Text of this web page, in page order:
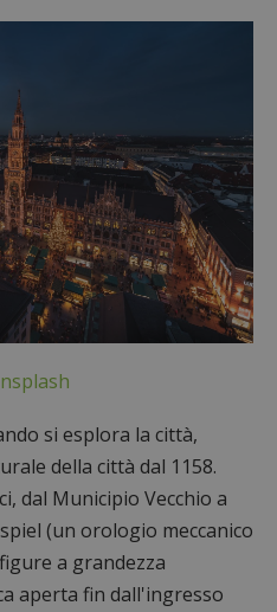
si esplora la città,
della città dal 1158.
dal Municipio Vecchio a
(un orologio meccanico
a grandezza
aperta fin dall'ingresso